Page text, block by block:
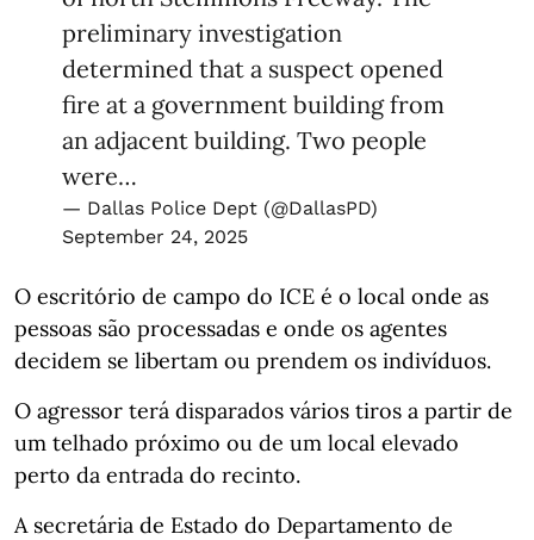
preliminary investigation
determined that a suspect opened
fire at a government building from
an adjacent building. Two people
were…
— Dallas Police Dept (@DallasPD)
September 24, 2025
O escritório de campo do ICE é o local onde as
pessoas são processadas e onde os agentes
decidem se libertam ou prendem os indivíduos.
O agressor terá disparados vários tiros a partir de
um telhado próximo ou de um local elevado
perto da entrada do recinto.
A secretária de Estado do Departamento de